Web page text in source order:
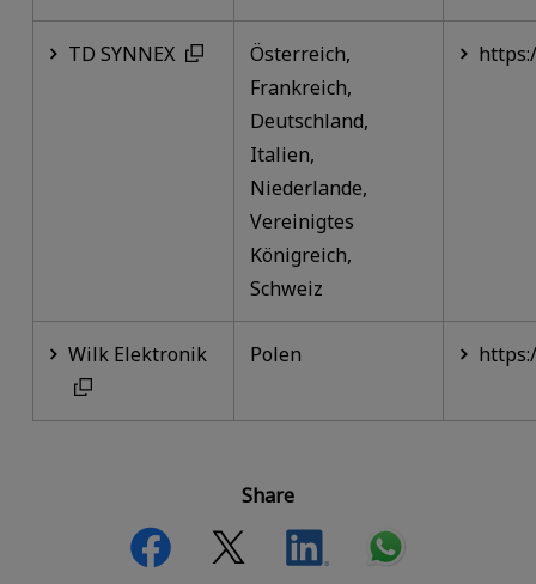
TD SYNNEX
Österreich,
Frankreich,
Deutschland,
Italien,
Niederlande,
Vereinigtes
Königreich,
Schweiz
Wilk Elektronik Polen
Share